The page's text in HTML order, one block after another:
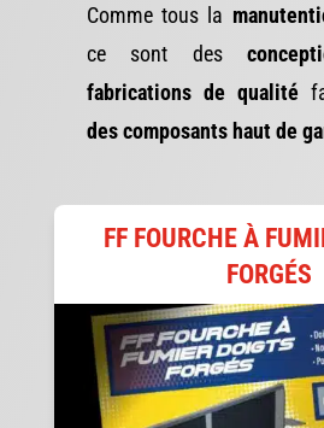
Comme tous la
ce sont des
fabrications de qualité
des composants haut de
FF FOURCHE À
FORGÉS